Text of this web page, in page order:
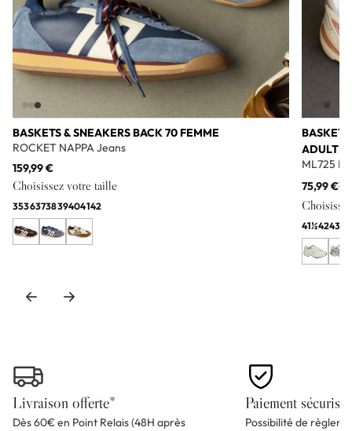
BASKETS & SNEAKERS BACK 70 FEMME
ROCKET NAPPA Jeans
159,99 €
Choisissez votre taille
3536373839404142
ADULTE
ML725
75,99 €
41½4243
Livraison offerte*
Dès 60€ en Point Relais (48H après
Paiement sécurisé
Possibilité de